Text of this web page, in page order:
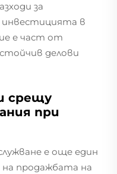
за
инвестицията в
е част от
делови
срещу
при
е още един
на продажбата на